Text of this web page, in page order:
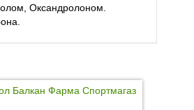
Оксандролоном.